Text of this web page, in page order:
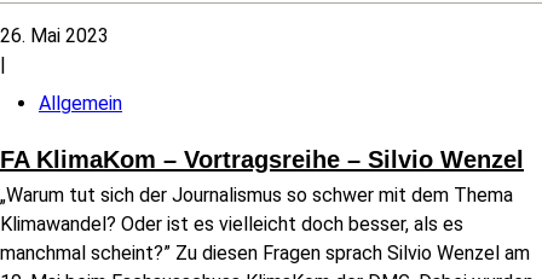
26. Mai 2023
|
Allgemein
FA KlimaKom – Vortragsreihe – Silvio Wenzel
„Warum tut sich der Journalismus so schwer mit dem Thema
Klimawandel? Oder ist es vielleicht doch besser, als es
manchmal scheint?” Zu diesen Fragen sprach Silvio Wenzel am